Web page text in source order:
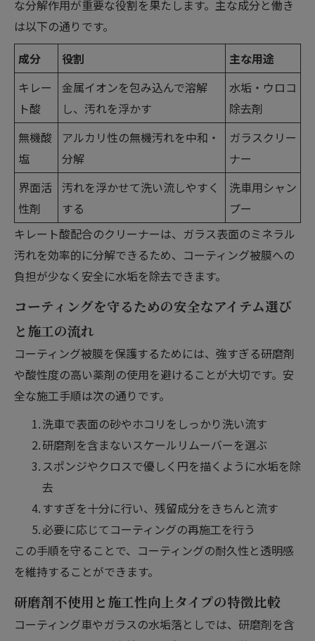
な分解作用が重要な役割を果たします。主な成分と働き
は以下の通りです。
成分
役割
主な用途
キレー
ト酸
金属イオンを包み込んで溶解
し、汚れを浮かす
水垢・ウロコ
除去剤
無機酸
塩
アルカリ性の無機汚れを中和・
分解
ガラスクリー
ナー
界面活
性剤
汚れを浮かせて洗い流しやすく
する
洗車用シャン
プー
キレート酸配合のクリーナーは、ガラス表面のミネラル
汚れを効率的に分解できるため、コーティング被膜への
負担が少なく安全に水垢を除去できます。
コーティングを守るための安全なアイテム選び
と施工の流れ
コーティング被膜を保護するためには、強すぎる研磨剤
や酸性度の高い薬剤の使用を避けることが大切です。安
全な施工手順は次の通りです。
洗車で表面の砂やホコリをしっかり洗い流す
研磨剤を含まないスケールリムーバーを選ぶ
スポンジやクロスで優しく円を描くように水垢を除
去
すすぎを十分に行い、残留成分をきちんと流す
必要に応じてコーティングの再施工を行う
この手順を守ることで、コーティングの耐久性と透明感
を維持することができます。
研磨剤不使用と施工性向上タイプの特徴比較
コーティング車やガラスの水垢落としでは、研磨剤を含